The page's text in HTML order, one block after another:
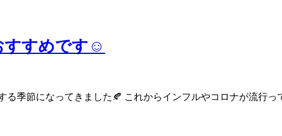
すすめです☺️
季節になってきました🍂 これからインフルやコロナが流行